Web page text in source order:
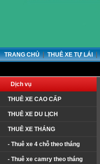
TRANG CHỦ | THUÊ XE TỰ LÁI |
Dịch vụ
THUÊ XE CAO CẤP
THUÊ XE DU LỊCH
THUÊ XE THÁNG
- Thuê xe 4 chỗ theo tháng
- Thuê xe camry theo tháng